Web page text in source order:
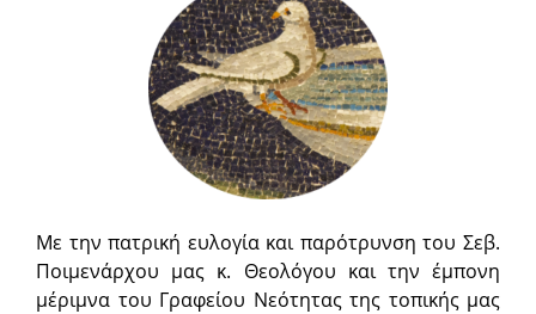
Με την πατρική ευλογία και παρότρυνση του Σεβ.
Ποιμενάρχου μας κ. Θεολόγου και την έμπονη
μέριμνα του Γραφείου Νεότητας της τοπικής μας